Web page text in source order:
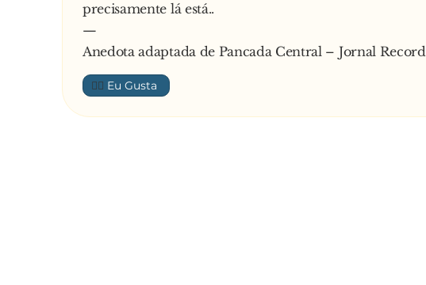
precisamente lá está..
—
Anedota adaptada de Pancada Central – Jornal Record
👍🏼